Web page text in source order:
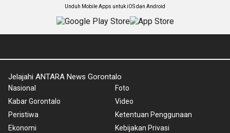
Unduh Mobile Apps untuk iOS dan Android
Jelajahi ANTARA News Gorontalo
Nasional
Kabar Gorontalo
Peristiwa
Ekonomi
Foto
Video
Ketentuan Penggunaan
Kebijakan Privasi